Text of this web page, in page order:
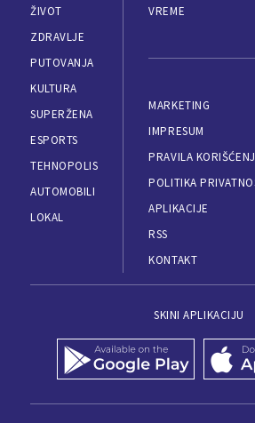
ŽIVOT
ZDRAVLJE
PUTOVANJA
KULTURA
SUPERŽENA
ESPORTS
TEHNOPOLIS
AUTOMOBILI
LOKAL
VREME
MARKETING
IMPRESUM
PRAVILA
POLITIKA
APLIKACIJE
RSS
KONTAKT
SKINI APLIKACIJU